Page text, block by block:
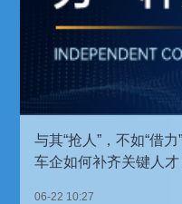
与其“抢人”，不如“借
车企如何补齐关键人才
06-22 10:27